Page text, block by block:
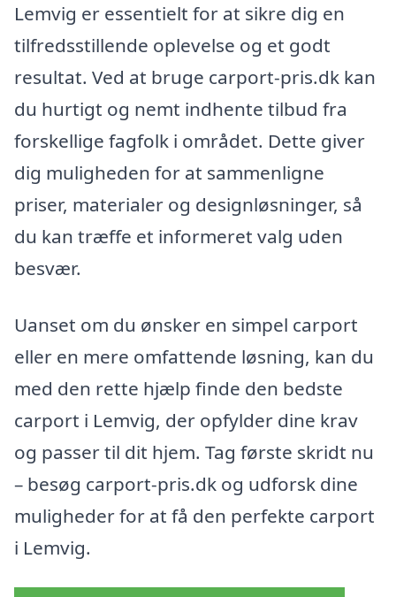
Lemvig er essentielt for at sikre dig en
tilfredsstillende oplevelse og et godt
resultat. Ved at bruge carport-pris.dk kan
du hurtigt og nemt indhente tilbud fra
forskellige fagfolk i området. Dette giver
dig muligheden for at sammenligne
priser, materialer og designløsninger, så
du kan træffe et informeret valg uden
besvær.
Uanset om du ønsker en simpel carport
eller en mere omfattende løsning, kan du
med den rette hjælp finde den bedste
carport i Lemvig, der opfylder dine krav
og passer til dit hjem. Tag første skridt nu
– besøg carport-pris.dk og udforsk dine
muligheder for at få den perfekte carport
i Lemvig.